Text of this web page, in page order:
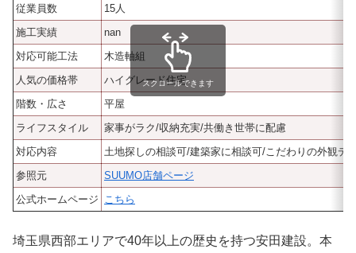
従業員数
15人
施工実績
nan
対応可能工法
木造軸組
人気の価格帯
ハイグレード住宅
階数・広さ
平屋
ライフスタイル
家事がラク/収納充実/共働き世帯に配慮
対応内容
土地探しの相談可/建築家に相談可/こだわりの外観デ
参照元
SUUMO店舗ページ
公式ホームページ こちら
スクロールできます
埼玉県西部エリアで40年以上の歴史を持つ安田建設。本